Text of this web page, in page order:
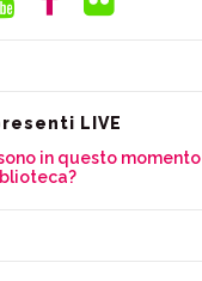
LIVE
in questo momento